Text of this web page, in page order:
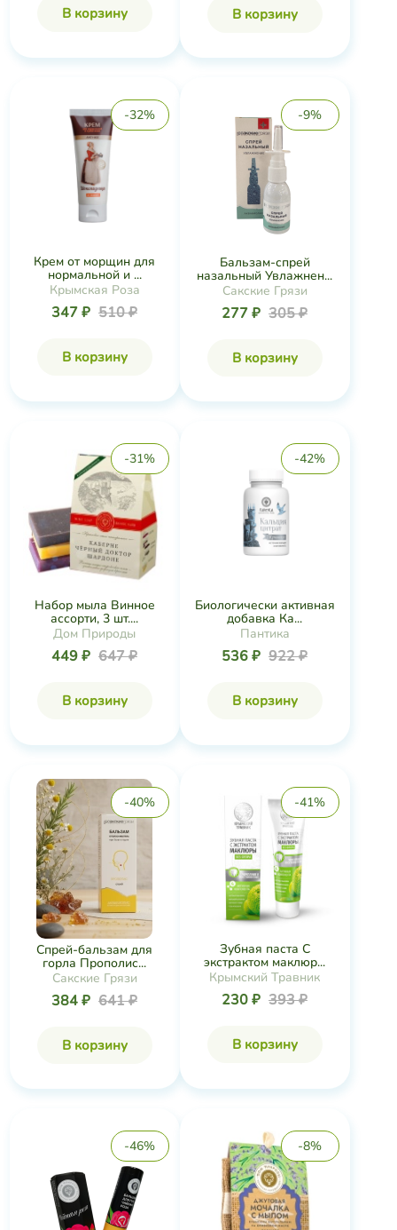
В корзину В корзину
-32%
Крем от морщин для
нормальной и ...
Крымская Роза
347 ₽ 510 ₽
В корзину
-9%
Бальзам-спрей
назальный Увлажнен...
Сакские Грязи
277 ₽ 305 ₽
В корзину
-31%
Набор мыла Винное
ассорти, 3 шт....
Дом Природы
449 ₽ 647 ₽
В корзину
-42%
Биологически активная
добавка Ка...
Пантика
536 ₽ 922 ₽
В корзину
-40%
Спрей-бальзам для
горла Прополис...
Сакские Грязи
384 ₽ 641 ₽
В корзину
-41%
Зубная паста С
экстрактом маклюр...
Крымский Травник
230 ₽ 393 ₽
В корзину
-46% -8%